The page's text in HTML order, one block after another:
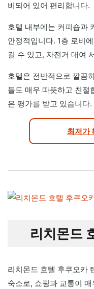
비되어 있어 편리합니다.
호텔 내부에는 커피숍과
안정적입니다. 1층 로비
길 수 있고, 자전거 대여
호텔은 전반적으로 깔끔
들도 매우 따뜻하고 친절
은 평가를 받고 있습니다.
최저가
리치몬드
리치몬드 호텔 후쿠오카
숙소로, 쇼핑과 교통이